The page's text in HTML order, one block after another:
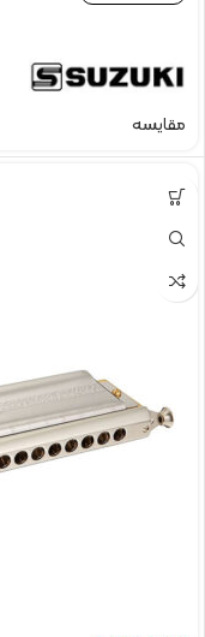
مقایسه